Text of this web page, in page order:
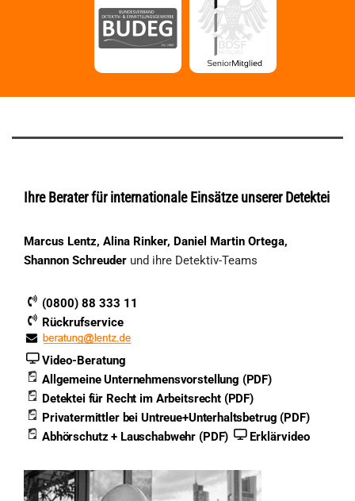
Ihre Berater für internationale Einsätze unserer Detektei
Marcus Lentz, Alina Rinker, Daniel Martin Ortega,
Shannon Schreuder und ihre Detektiv-Teams
(0800) 88 333 11
Rückrufservice
Video-Beratung
Allgemeine Unternehmensvorstellung (PDF)
Detektei für Recht im Arbeitsrecht (PDF)
Privatermittler bei Untreue+Unterhaltsbetrug (PDF)
Abhörschutz + Lauschabwehr (PDF)
Erklärvideo